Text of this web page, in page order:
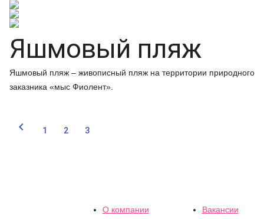
Яшмовый пляж
Яшмовый пляж – живописный пляж на территории природного
заказника «мыс Фиолент».
 1 2 3
О компании Вакансии